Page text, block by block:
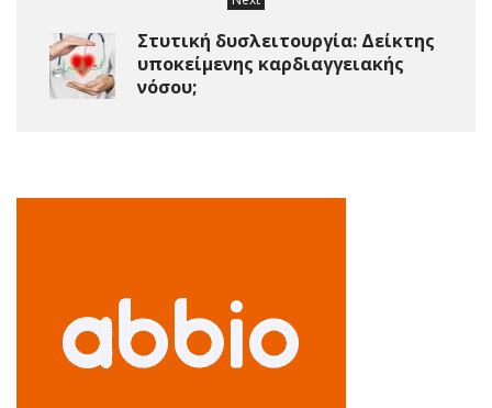
Στυτική δυσλειτουργία: Δείκτης
υποκείμενης καρδιαγγειακής
νόσου;